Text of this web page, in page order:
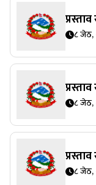
८ जेठ,
८ जेठ,
८ जेठ,